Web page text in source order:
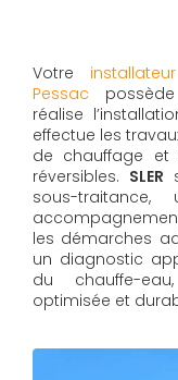
Votre
Pessac
réalise
effectue les
de chauffage et
réversibles. SLER
sous-
les démarches
un diagnostic
du chauffe-
optimisée et